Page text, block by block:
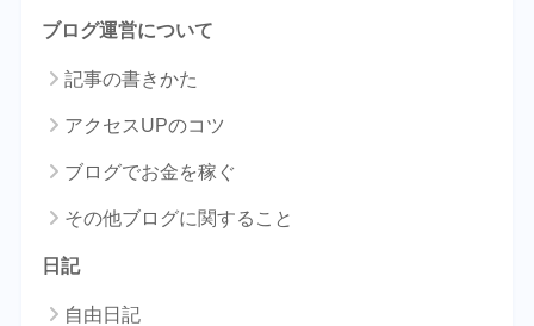
ブログ運営について
記事の書きかた
アクセスUPのコツ
ブログでお金を稼ぐ
その他ブログに関すること
日記
自由日記